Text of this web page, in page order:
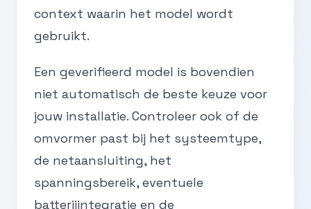
context waarin het model wordt
gebruikt.
Een geverifieerd model is bovendien
niet automatisch de beste keuze voor
jouw installatie. Controleer ook of de
omvormer past bij het systeemtype,
de netaansluiting, het
spanningsbereik, eventuele
batterijintegratie en de